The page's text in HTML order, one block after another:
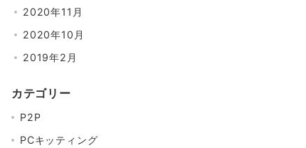
2020年11月
2020年10月
2019年2月
カテゴリー
P2P
PCキッティング